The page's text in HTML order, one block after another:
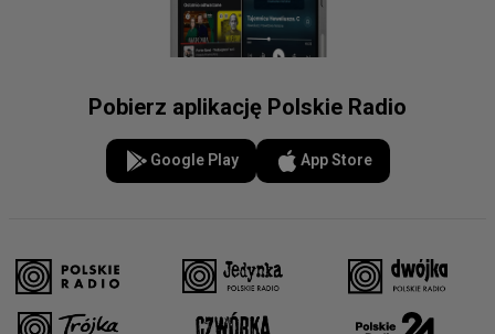
Pobierz aplikację Polskie Radio
Google Play App Store